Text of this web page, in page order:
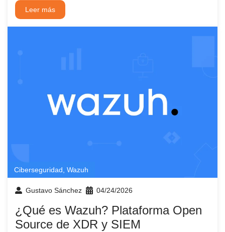
Leer más
Ciberseguridad, Wazuh
Gustavo Sánchez 04/24/2026
¿Qué es Wazuh? Plataforma Open
Source de XDR y SIEM